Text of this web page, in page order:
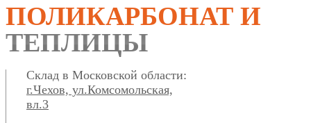
ПОЛИКАРБОНАТ И
ТЕПЛИЦЫ
Склад в Московской области:
г.Чехов, ул.Комсомольская,
вл.3